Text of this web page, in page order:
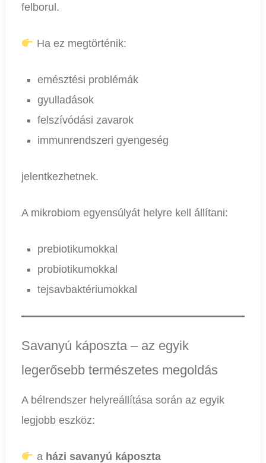
felborul.
Ha ez megtörténik:
emésztési problémák
gyulladások
felszívódási zavarok
immunrendszeri gyengeség
jelentkezhetnek.
A mikrobiom egyensúlyát helyre kell állítani:
prebiotikumokkal
probiotikumokkal
tejsavbaktériumokkal
Savanyú káposzta – az egyik
legerősebb természetes megoldás
A bélrendszer helyreállítása során az egyik
legjobb eszköz:
a házi savanyú káposzta